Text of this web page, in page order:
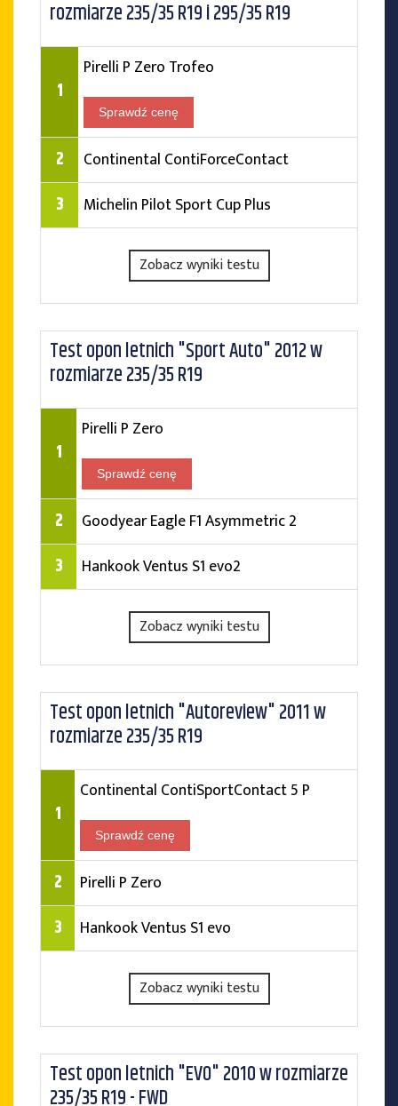
rozmiarze 235/35 R19 i 295/35 R19
1
Pirelli P Zero Trofeo
Sprawdź cenę
2 Continental ContiForceContact
3 Michelin Pilot Sport Cup Plus
Zobacz wyniki testu
Test opon letnich "Sport Auto" 2012 w
rozmiarze 235/35 R19
1
Pirelli P Zero
Sprawdź cenę
2 Goodyear Eagle F1 Asymmetric 2
3 Hankook Ventus S1 evo2
Zobacz wyniki testu
Test opon letnich "Autoreview" 2011 w
rozmiarze 235/35 R19
1
Continental ContiSportContact 5 P
Sprawdź cenę
2 Pirelli P Zero
3 Hankook Ventus S1 evo
Zobacz wyniki testu
Test opon letnich "EVO" 2010 w rozmiarze
235/35 R19 - FWD